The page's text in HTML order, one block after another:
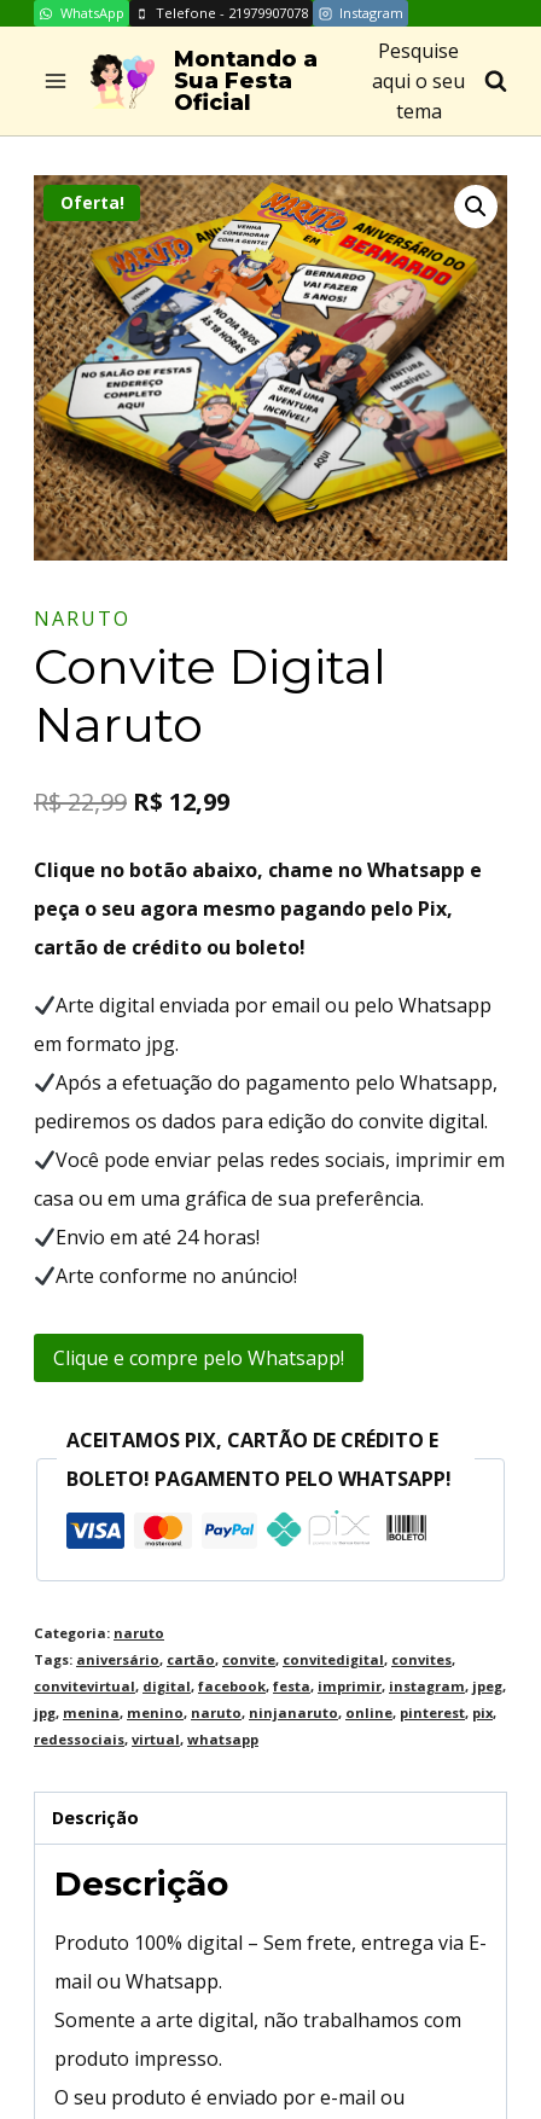
Skip
content
WhatsApp Telefone - 21979907078 Instagram
Montando a
Sua Festa
Oficial
Pesquise
aqui o seu
tema
Oferta!
NARUTO
Convite Digital
Naruto
R$22,99 R$ 12,99
Clique no botão abaixo, chame no Whatsapp e
peça o seu agora mesmo pagando pelo Pix,
cartão de crédito ou boleto!
Arte digital enviada por email ou pelo Whatsapp
em formato jpg.
Após a efetuação do pagamento pelo Whatsapp,
pediremos os dados para edição do convite digital.
Você pode enviar pelas redes sociais, imprimir em
casa ou em uma gráfica de sua preferência.
Envio em até 24 horas!
Arte conforme no anúncio!
Clique e compre pelo Whatsapp!
ACEITAMOS PIX, CARTÃO DE CRÉDITO E
BOLETO! PAGAMENTO PELO WHATSAPP!
Categoria: naruto
Tags: aniversário, cartão, convite, convitedigital, convites,
convitevirtual, digital, facebook, festa, imprimir, instagram, jpeg,
jpg, menina, menino, naruto, ninjanaruto, online, pinterest, pix,
redessociais, virtual, whatsapp
Descrição
Descrição
Produto 100% digital – Sem frete, entrega via E-
mail ou Whatsapp.
Somente a arte digital, não trabalhamos com
produto impresso.
O seu produto é enviado por e-mail ou